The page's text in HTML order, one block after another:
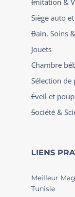
Imitation &
Siège auto
Bain, Soins
Jouets
Chambre
Sélection
Éveil et
Société &
LIENS
Meilleur
Tunisie